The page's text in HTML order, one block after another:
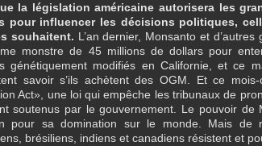
la législation américaine autorisera les
pour influencer les décisions politiques,
souhaitent. L’an dernier, Monsanto et
monstre de 45 millions de dollars pour
génétiquement modifiés en Californie, et ce
savoir s’ils achètent des OGM. Et ce
Act», une loi qui empêche les tribunaux de
soutenus par le gouvernement. Le pouvoir de
pour sa domination sur le monde. Mais de
brésiliens, indiens et canadiens résistent et